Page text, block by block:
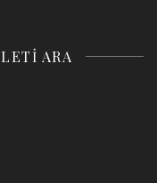
ARA